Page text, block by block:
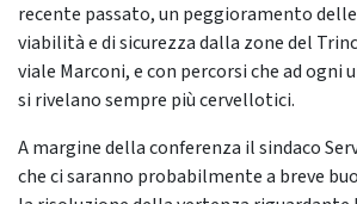
recente passato, un peggioramento
viabilità e di sicurezza dalla zone del
viale Marconi, e con percorsi che ad
si rivelano sempre più cervellotici.
A margine della conferenza il sindaco
che ci saranno probabilmente a breve